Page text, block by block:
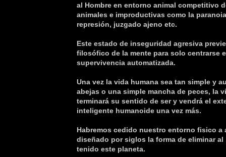
al Hombre en entorno animal competitivo
animales e improductivas como la
represión, juzgado ajeno etc.
Este estado de inseguridad agresiva
filosófico de la mente para solo centrarse
supervivencia automatizada.
Una vez la vida humana sea tan simple y
abejas o una simple mancha de peces, la
terminará su sentido de ser y vendrá el
inteligente humanoide una vez más.
Habremos cedido nuestro entorno fisico a
diseñado por siglos la forma de eliminar
tenido este planeta.